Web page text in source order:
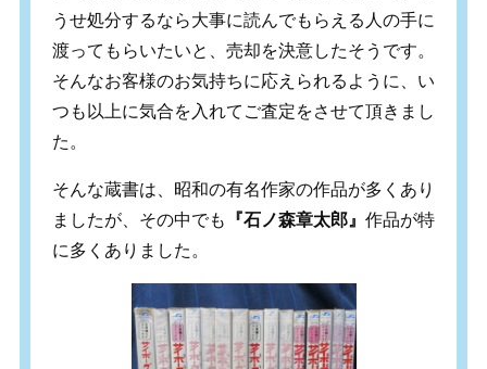
うせ処分するなら大事に読んでもらえる人の手に
渡ってもらいたいと、売却を決意したそうです。
そんなお客様のお気持ちに応えられるように、い
つも以上に気合を入れてご査定をさせて頂きまし
た。
そんな蔵書は、昭和の有名作家の作品が多くあり
ましたが、その中でも
『石ノ森章太郎』 作品が特
に多くありました。